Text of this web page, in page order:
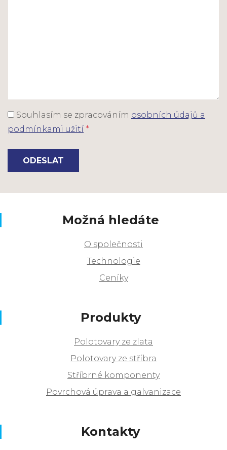
Souhlasím se zpracováním osobních údajů a
podmínkami užití *
ODESLAT
Možná hledáte
O společnosti
Technologie
Ceníky
Produkty
Polotovary ze zlata
Polotovary ze stříbra
Stříbrné komponenty
Povrchová úprava a galvanizace
Kontakty